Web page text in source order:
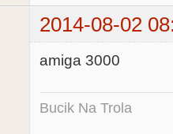
2014-08-02
amiga 3000
Bucik Na Trola